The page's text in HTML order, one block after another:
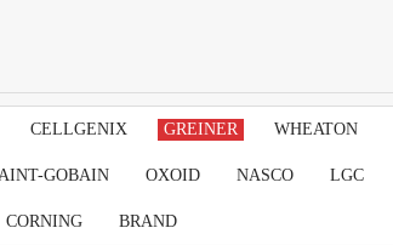
CELLGENIX GREINER WHEATON
GOBAIN OXOID NASCO LGC
CORNING BRAND